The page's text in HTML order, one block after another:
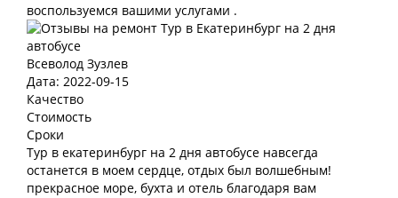
воспользуемся вашими услугами .
Всеволод Зузлев
Дата: 2022-09-15
Качество
Стоимость
Сроки
Тур в екатеринбург на 2 дня автобусе навсегда
останется в моем сердце, отдых был волшебным!
прекрасное море, бухта и отель благодаря вам